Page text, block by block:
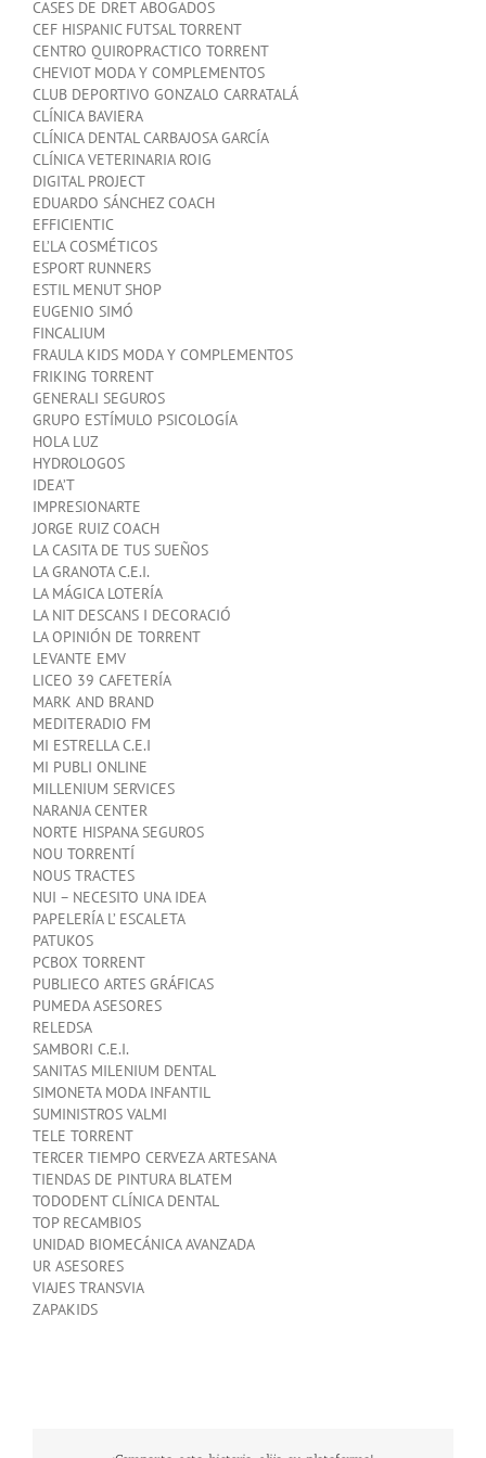
CASES DE DRET ABOGADOS
CEF HISPANIC FUTSAL TORRENT
CENTRO QUIROPRACTICO TORRENT
CHEVIOT MODA Y COMPLEMENTOS
CLUB DEPORTIVO GONZALO CARRATALÁ
CLÍNICA BAVIERA
CLÍNICA DENTAL CARBAJOSA GARCÍA
CLÍNICA VETERINARIA ROIG
DIGITAL PROJECT
EDUARDO SÁNCHEZ COACH
EFFICIENTIC
EL’LA COSMÉTICOS
ESPORT RUNNERS
ESTIL MENUT SHOP
EUGENIO SIMÓ
FINCALIUM
FRAULA KIDS MODA Y COMPLEMENTOS
FRIKING TORRENT
GENERALI SEGUROS
GRUPO ESTÍMULO PSICOLOGÍA
HOLA LUZ
HYDROLOGOS
IDEA’T
IMPRESIONARTE
JORGE RUIZ COACH
LA CASITA DE TUS SUEÑOS
LA GRANOTA C.E.I.
LA MÁGICA LOTERÍA
LA NIT DESCANS I DECORACIÓ
LA OPINIÓN DE TORRENT
LEVANTE EMV
LICEO 39 CAFETERÍA
MARK AND BRAND
MEDITERADIO FM
MI ESTRELLA C.E.I
MI PUBLI ONLINE
MILLENIUM SERVICES
NARANJA CENTER
NORTE HISPANA SEGUROS
NOU TORRENTÍ
NOUS TRACTES
NUI – NECESITO UNA IDEA
PAPELERÍA L’ ESCALETA
PATUKOS
PCBOX TORRENT
PUBLIECO ARTES GRÁFICAS
PUMEDA ASESORES
RELEDSA
SAMBORI C.E.I.
SANITAS MILENIUM DENTAL
SIMONETA MODA INFANTIL
SUMINISTROS VALMI
TELE TORRENT
TERCER TIEMPO CERVEZA ARTESANA
TIENDAS DE PINTURA BLATEM
TODODENT CLÍNICA DENTAL
TOP RECAMBIOS
UNIDAD BIOMECÁNICA AVANZADA
UR ASESORES
VIAJES TRANSVIA
ZAPAKIDS